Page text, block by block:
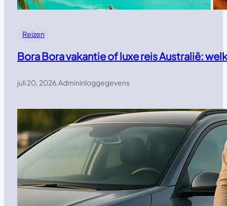
Reizen
Bora Bora vakantie of luxe reis Australië:
juli 20, 2026.Admininloggegevens